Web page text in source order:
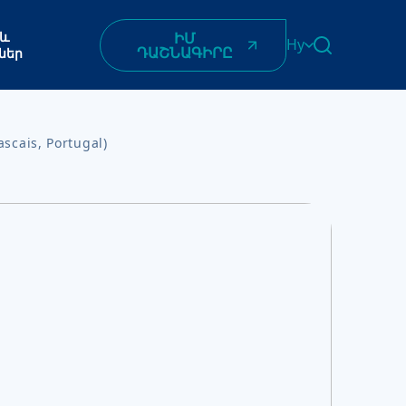
ԻՄ
ԴԱՇՆԱԳԻՐԸ Hy
Română
Portugal)